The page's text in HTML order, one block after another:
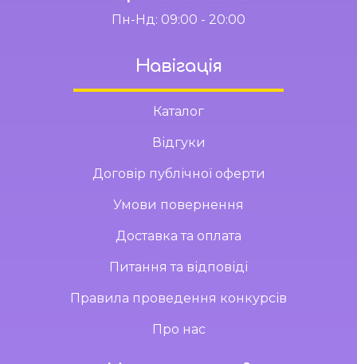
Пн-Нд: 09:00 - 20:00
Навігація
Каталог
Відгуки
Договір публічної оферти
Умови повернення
Доставка та оплата
Питання та відповіді
Правила проведення конкурсів
Про нас